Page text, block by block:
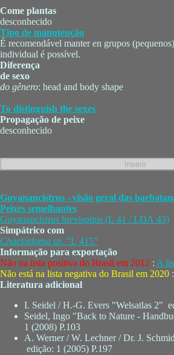
Come plantas
desconhecido
Tipo de manutenção
É recomendável manter en grupos
individual é possível.
Diferença
de sexo
do gênero: head and body shape
To distinguish the sexes
Propagação de peixe
desconhecido
Guyanancistrus - visão geral das
Peixes semelhantes
Guyanancistrus brevispinis (L 41 / LDA 43)
Simpátrico com
Chaetostoma sp. "L 415"
Informação para exportação
Não na lista positiva do Brasil em 2012 : A
Não está na lista negativa do Brasil em 2020 :
Literatura adicional
I. Seidel / H.-G. Evers "Welsatlas 2"
Seidel, Ingo "Back to Nature -
1 (2008) P.103
A. Werner / W. Lechner / Dr. J.
edição: 1 (2005) P.197